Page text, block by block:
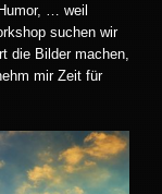
… weil
suchen wir
die Bilder machen,
mir Zeit für